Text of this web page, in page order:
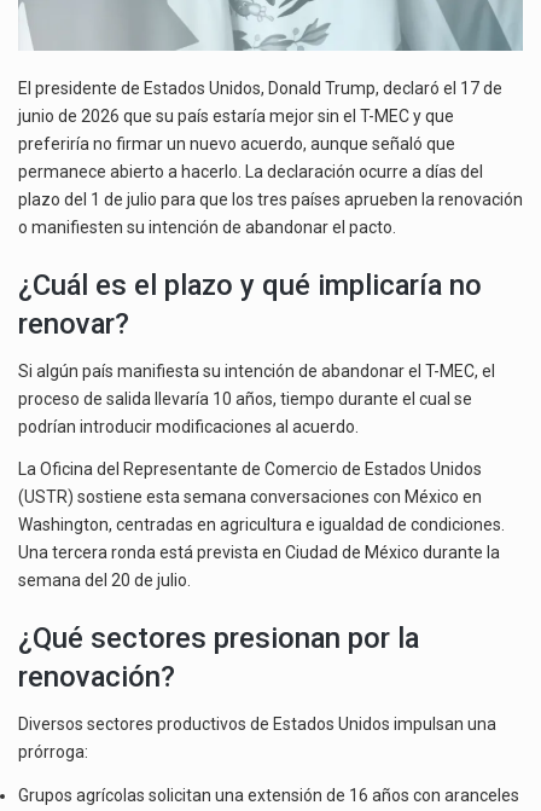
El presidente de Estados Unidos, Donald Trump, declaró el 17 de
junio de 2026 que su país estaría mejor sin el T-MEC y que
preferiría no firmar un nuevo acuerdo, aunque señaló que
permanece abierto a hacerlo. La declaración ocurre a días del
plazo del 1 de julio para que los tres países aprueben la renovación
o manifiesten su intención de abandonar el pacto.
¿Cuál es el plazo y qué implicaría no
renovar?
Si algún país manifiesta su intención de abandonar el T-MEC, el
proceso de salida llevaría 10 años, tiempo durante el cual se
podrían introducir modificaciones al acuerdo.
La Oficina del Representante de Comercio de Estados Unidos
(USTR) sostiene esta semana conversaciones con México en
Washington, centradas en agricultura e igualdad de condiciones.
Una tercera ronda está prevista en Ciudad de México durante la
semana del 20 de julio.
¿Qué sectores presionan por la
renovación?
Diversos sectores productivos de Estados Unidos impulsan una
prórroga:
Grupos agrícolas solicitan una extensión de 16 años con aranceles